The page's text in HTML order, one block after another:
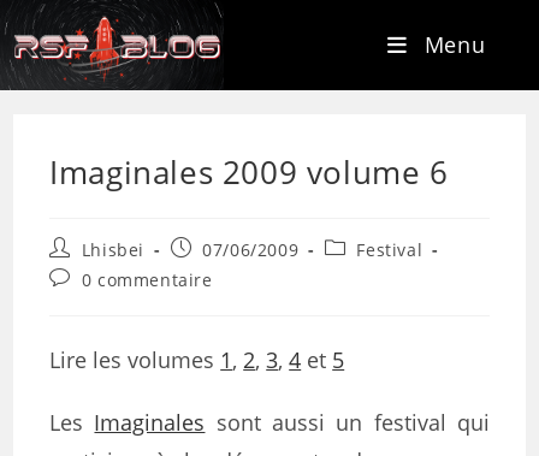
Menu
Imaginales 2009 volume 6
Lhisbei 07/06/2009
Festival
0 commentaire
Lire les volumes 1,2,3,4 et 5
Les Imaginales sont aussi un festival qui